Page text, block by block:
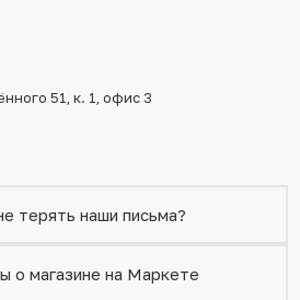
51, к. 1, офис 3
терять наши письма?
о магазине на Маркете